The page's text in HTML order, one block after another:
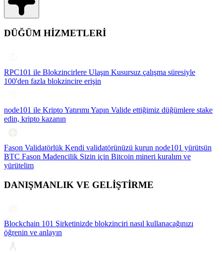
DÜĞÜM HİZMETLERİ
RPC101 ile Blokzincirlere Ulaşın Kusursuz çalışma süresiyle
100'den fazla blokzincire erişin
node101 ile Kripto Yatırımı Yapın Valide ettiğimiz düğümlere stake
edin, kripto kazanın
Fason Validatörlük Kendi validatörünüzü kurun node101 yürütsün
BTC Fason Madencilik Sizin için Bitcoin mineri kuralım ve
yürütelim
DANIŞMANLIK VE GELİŞTİRME
Blockchain 101 Şirketinizde blokzinciri nasıl kullanacağınızı
öğrenin ve anlayın